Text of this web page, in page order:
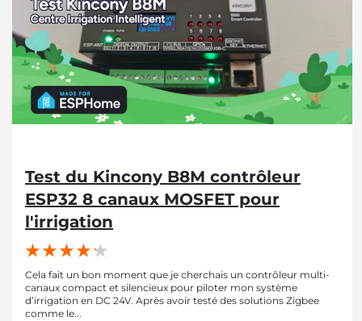
Test du Kincony B8M contrôleur
ESP32 8 canaux MOSFET pour
l'irrigation
Cela fait un bon moment que je cherchais un contrôleur multi-
canaux compact et silencieux pour piloter mon système
d’irrigation en DC 24V. Après avoir testé des solutions Zigbee
comme le...